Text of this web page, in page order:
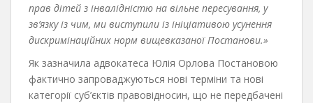
прав дітей з інвалідністю на вільне пересування, у
зв’язку із чим, ми виступили із ініціативою усунення
дискримінаційних норм вищевказаної Постанови.»
Як зазначила адвокатеса Юлія Орлова Постановою
фактично запроваджуються нові терміни та нові
категорії суб’єктів правовідносин, що не передбачені